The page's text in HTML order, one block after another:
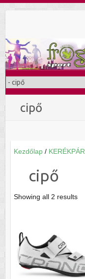
cipő
Kezdőlap/ KERÉKPÁR
cipő
Showing all 2 results